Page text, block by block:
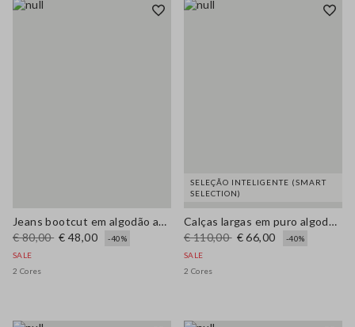
Jeans bootcut em algodão azul elástico
€ 80,00 € 48,00
-40%
SALE
2 Cores
SELEÇÃO INTELIGENTE (SMART
SELECTION)
Calças largas em puro algodão castanho
€ 110,00 € 66,00
-40%
SALE
2 Cores